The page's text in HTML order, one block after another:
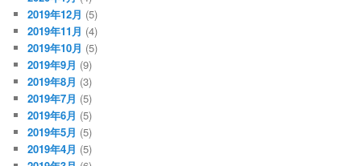
2019年12月 (5)
2019年11月 (4)
2019年10月 (5)
2019年9月 (9)
2019年8月 (3)
2019年7月 (5)
2019年6月 (5)
2019年5月 (5)
2019年4月 (5)